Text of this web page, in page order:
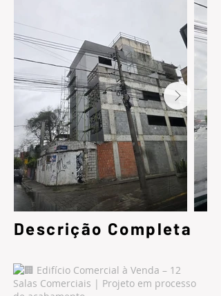
Descrição Completa
Edifício Comercial à Venda – 12
Salas Comerciais | Projeto em processo